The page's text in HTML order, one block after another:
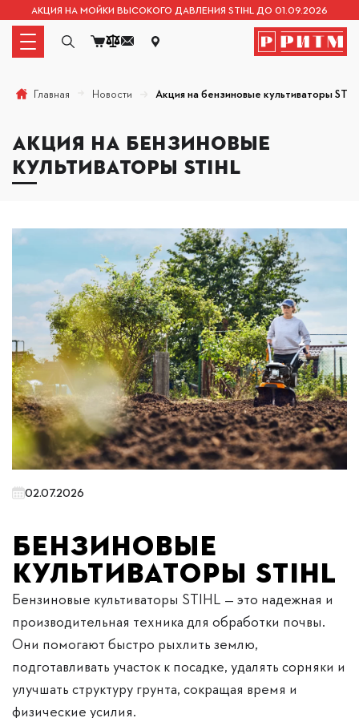
АКЦИЯ НА МОЙКИ ВЫСОКОГО ДАВЛЕНИЯ STIHL ДО 01.09.2026
Главная Новости Акция на бензиновые культиваторы
АКЦИЯ НА БЕНЗИНОВЫЕ
КУЛЬТИВАТОРЫ STIHL
02.07.2026
Бензиновые
культиваторы STIHL
Бензиновые культиваторы STIHL — это надежная и
производительная техника для обработки почвы.
Они помогают быстро рыхлить землю,
подготавливать участок к посадке, удалять сорняки и
улучшать структуру грунта, сокращая время и
физические усилия.